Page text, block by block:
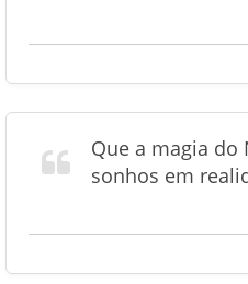
Que a magia do
sonhos em